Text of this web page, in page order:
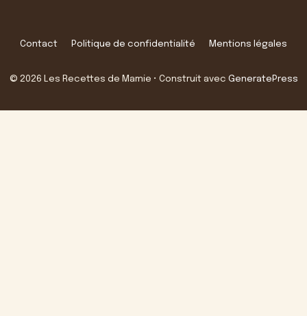
Contact Politique de confidentialité Mentions légales
© 2026 Les Recettes de Mamie • Construit avec GeneratePress